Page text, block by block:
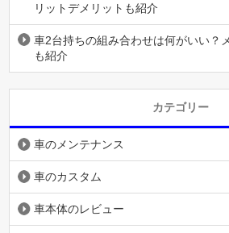
リットデメリットも紹介
車2台持ちの組み合わせは何がいい？
も紹介
カテゴリー
車のメンテナンス
車のカスタム
車本体のレビュー